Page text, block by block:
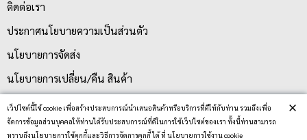
เว็ปไซต์นี้ใช้ cookie เพื่อสร้างประสบการณ์นำเสนอสินค้าหรือบริการที่ดีให้กับท่าน รวมถึงเพื่อ
จัดการข้อมูลส่วนบุคคลให้ท่านได้รับประสบการณ์ที่ดีในการใช้เว็ปไซต์ของเรา ทั้งนี้ท่านสามารถ
ทราบถึงนโยบายการใช้คุกกี้และวิธีการจัดการคุกกี้ ได้ ที่ นโยบายการใช้งาน cookie
×
ติดต่อเรา
ประกาศนโยบายความเป็นส่วนตัว
นโยบายการจัดส่ง
นโยบายการเปลี่ยน/คืน สินค้า
บริการลูกค้า